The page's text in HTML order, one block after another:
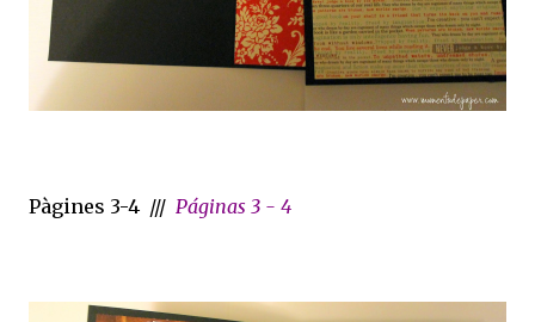
Pàgines 3-4 /// Páginas 3 - 4